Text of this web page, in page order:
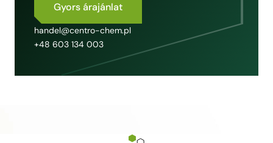
Gyors árajánlat
handel@centro-chem.pl
+48 603 134 003